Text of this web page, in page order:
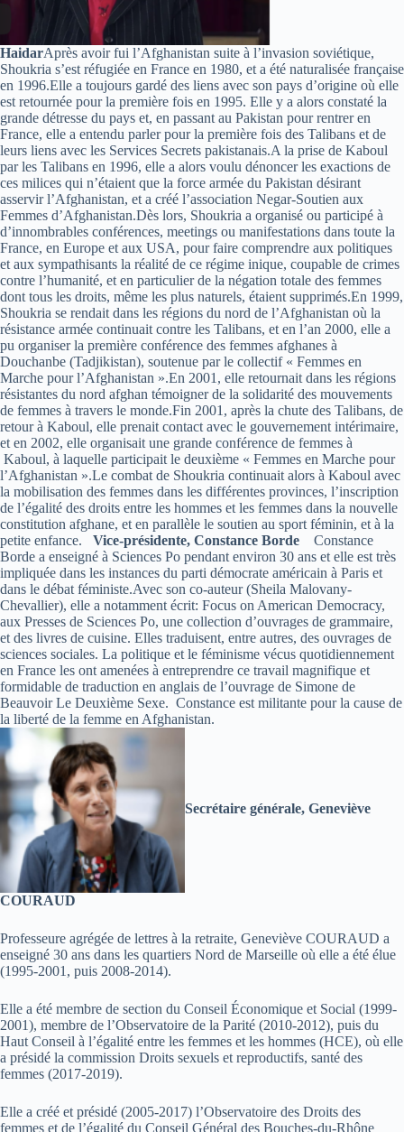
HaidarAprès avoir fui l’Afghanistan suite à l’invasion soviétique,
Shoukria s’est réfugiée en France en 1980, et a été naturalisée française
en 1996.Elle a toujours gardé des liens avec son pays d’origine où elle
est retournée pour la première fois en 1995. Elle y a alors constaté la
grande détresse du pays et, en passant au Pakistan pour rentrer en
France, elle a entendu parler pour la première fois des Talibans et de
leurs liens avec les Services Secrets pakistanais.A la prise de Kaboul
par les Talibans en 1996, elle a alors voulu dénoncer les exactions de
ces milices qui n’étaient que la force armée du Pakistan désirant
asservir l’Afghanistan, et a créé l’association Negar-Soutien aux
Femmes d’Afghanistan.Dès lors, Shoukria a organisé ou participé à
d’innombrables conférences, meetings ou manifestations dans toute la
France, en Europe et aux USA, pour faire comprendre aux politiques
et aux sympathisants la réalité de ce régime inique, coupable de crimes
contre l’humanité, et en particulier de la négation totale des femmes
dont tous les droits, même les plus naturels, étaient supprimés.En 1999,
Shoukria se rendait dans les régions du nord de l’Afghanistan où la
résistance armée continuait contre les Talibans, et en l’an 2000, elle a
pu organiser la première conférence des femmes afghanes à
Douchanbe (Tadjikistan), soutenue par le collectif « Femmes en
Marche pour l’Afghanistan ».En 2001, elle retournait dans les régions
résistantes du nord afghan témoigner de la solidarité des mouvements
de femmes à travers le monde.Fin 2001, après la chute des Talibans, de
retour à Kaboul, elle prenait contact avec le gouvernement intérimaire,
et en 2002, elle organisait une grande conférence de femmes à
Kaboul, à laquelle participait le deuxième « Femmes en Marche pour
l’Afghanistan ».Le combat de Shoukria continuait alors à Kaboul avec
la mobilisation des femmes dans les différentes provinces, l’inscription
de l’égalité des droits entre les hommes et les femmes dans la nouvelle
constitution afghane, et en parallèle le soutien au sport féminin, et à la
petite enfance. Vice-présidente, Constance Borde
Constance
Borde a enseigné à Sciences Po pendant environ 30 ans et elle est très
impliquée dans les instances du parti démocrate américain à Paris et
dans le débat féministe.Avec son co-auteur (Sheila Malovany-
Chevallier), elle a notamment écrit: Focus on American Democracy,
aux Presses de Sciences Po, une collection d’ouvrages de grammaire,
et des livres de cuisine. Elles traduisent, entre autres, des ouvrages de
sciences sociales. La politique et le féminisme vécus quotidiennement
en France les ont amenées à entreprendre ce travail magnifique et
formidable de traduction en anglais de l’ouvrage de Simone de
Beauvoir Le Deuxième Sexe. Constance est militante pour la cause de
la liberté de la femme en Afghanistan.
Secrétaire générale, Geneviève
COURAUD
Professeure agrégée de lettres à la retraite, Geneviève COURAUD a
enseigné 30 ans dans les quartiers Nord de Marseille où elle a été élue
(1995-2001, puis 2008-2014).
Elle a été membre de section du Conseil Économique et Social (1999-
2001), membre de l’Observatoire de la Parité (2010-2012), puis du
Haut Conseil à l’égalité entre les femmes et les hommes (HCE), où elle
a présidé la commission Droits sexuels et reproductifs, santé des
femmes (2017-2019).
Elle a créé et présidé (2005-2017) l’Observatoire des Droits des
femmes et de l’égalité du Conseil Général des Bouches-du-Rhône